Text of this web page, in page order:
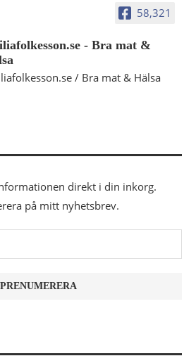
58,321
- Bra mat &
/ Bra mat & Hälsa
direkt i din inkorg.
på mitt nyhetsbrev.